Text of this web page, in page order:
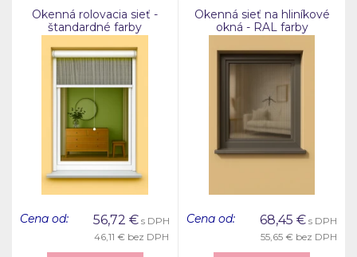
Okenná rolovacia sieť -
štandardné farby
Cena od: 56,72 € s DPH
46,11 € bez DPH
Okenná sieť na hliníkové
okná - RAL farby
Cena od: 68,45 € s DPH
55,65 € bez DPH